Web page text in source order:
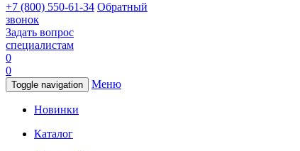
+7 (800) 550-61-34 Обратный
звонок
Задать вопрос
специалистам
0
0
Toggle navigation Меню
Новинки
Каталог